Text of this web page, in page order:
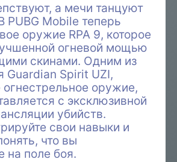
а мечи танцуют
PUBG Mobile теперь
оружие RPA 9, которое
огневой мощью
скинами. Одним из
Guardian Spirit UZI,
оружие,
с эксклюзивной
убийств.
свои навыки и
что вы
на поле боя.